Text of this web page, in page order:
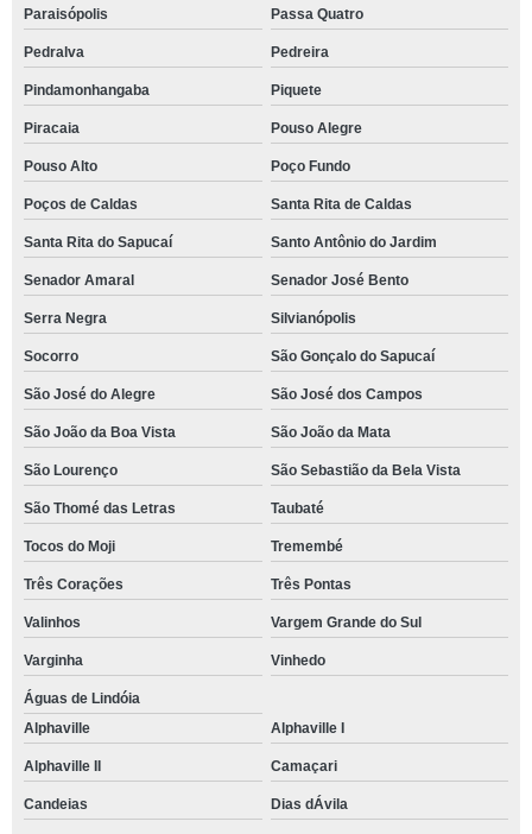
Paraisópolis Passa Quatro
Pedralva Pedreira
Pindamonhangaba Piquete
Piracaia Pouso Alegre
Pouso Alto Poço Fundo
Poços de Caldas Santa Rita de Caldas
Santa Rita do Sapucaí Santo Antônio do Jardim
Senador Amaral Senador José Bento
Serra Negra Silvianópolis
Socorro São Gonçalo do Sapucaí
São José do Alegre São José dos Campos
São João da Boa Vista São João da Mata
São Lourenço São Sebastião da Bela Vista
São Thomé das Letras Taubaté
Tocos do Moji Tremembé
Três Corações Três Pontas
Valinhos Vargem Grande do Sul
Varginha Vinhedo
Águas de Lindóia
Alphaville
Alphaville I
Alphaville II Camaçari
Candeias Dias dÁvila